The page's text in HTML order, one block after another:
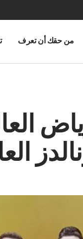
من حقك أن تعرف